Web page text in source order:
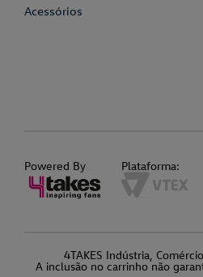
Acessórios
Powered By Plataforma:
4TAKES Indústria,
A inclusão no carrinho não